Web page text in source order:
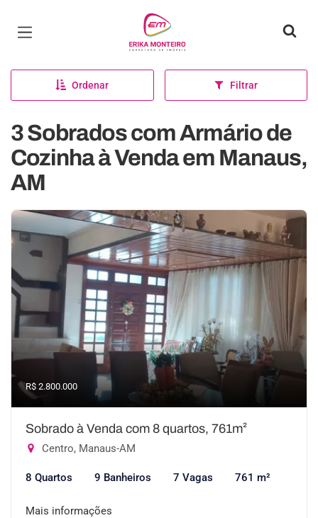
Página inicial
Ordenar Filtrar
3 Sobrados com Armário de
Cozinha à Venda em Manaus,
AM
R$ 2.800.000
Sobrado à Venda com 8 quartos, 761m²
Centro, Manaus-AM
8 Quartos 9 Banheiros 7 Vagas 761 m²
Mais informações